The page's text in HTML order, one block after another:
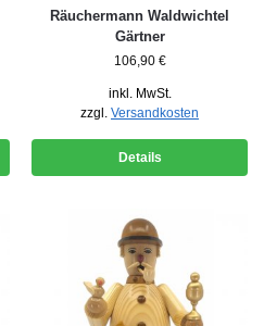
Räuchermann Waldwichtel
Gärtner
106,90 €
inkl. MwSt.
zzgl. Versandkosten
Details